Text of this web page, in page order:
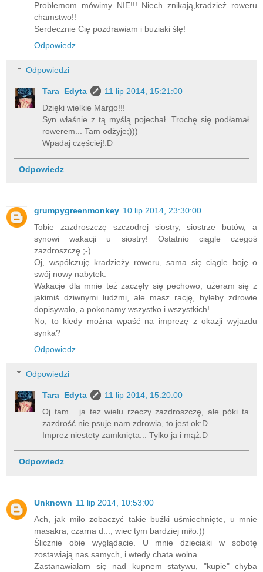
Problemom mówimy NIE!!! Niech znikają,kradzież roweru
chamstwo!!
Serdecznie Cię pozdrawiam i buziaki ślę!
Odpowiedz
Odpowiedzi
Tara_Edyta
11 lip 2014, 15:21:00
Dzięki wielkie Margo!!!
Syn właśnie z tą myślą pojechał. Trochę się podłamał
rowerem... Tam odżyje;)))
Wpadaj częściej!:D
Odpowiedz
grumpygreenmonkey 10 lip 2014, 23:30:00
Tobie zazdroszczę szczodrej siostry, siostrze butów, a
synowi wakacji u siostry! Ostatnio ciągle czegoś
zazdroszczę ;-)
Oj, współczuję kradzieży roweru, sama się ciągle boję o
swój nowy nabytek.
Wakacje dla mnie też zaczęły się pechowo, użeram się z
jakimiś dziwnymi ludźmi, ale masz rację, byleby zdrowie
dopisywało, a pokonamy wszystko i wszystkich!
No, to kiedy można wpaść na imprezę z okazji wyjazdu
synka?
Odpowiedz
Odpowiedzi
Tara_Edyta
11 lip 2014, 15:20:00
Oj tam... ja tez wielu rzeczy zazdroszczę, ale póki ta
zazdrość nie psuje nam zdrowia, to jest ok:D
Imprez niestety zamknięta... Tylko ja i mąż:D
Odpowiedz
Unknown 11 lip 2014, 10:53:00
Ach, jak miło zobaczyć takie buźki uśmiechnięte, u mnie
masakra, czarna d..., wiec tym bardziej miło:))
Ślicznie obie wyglądacie. U mnie dzieciaki w sobotę
zostawiają nas samych, i wtedy chata wolna.
Zastanawiałam się nad kupnem statywu, "kupie" chyba